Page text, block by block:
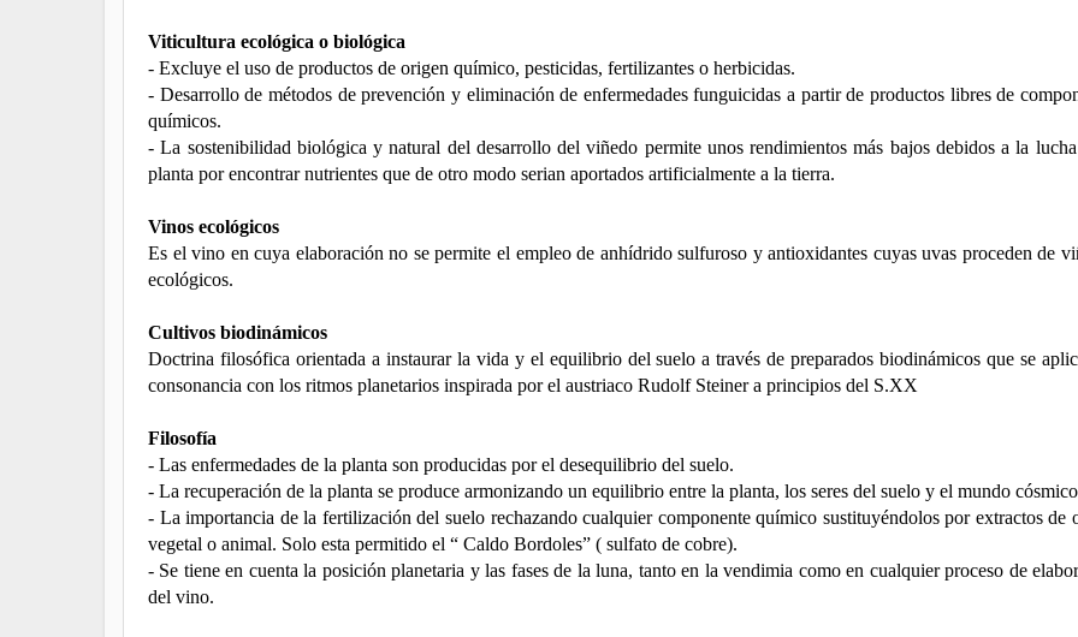
Viticultura ecológica o biológica
- Excluye el uso de productos de origen químico, pesticidas, fertilizantes o herbicidas.
- Desarrollo de métodos de prevención y eliminación de enfermedades funguicidas a partir de productos libres de
químicos.
- La sostenibilidad biológica y natural del desarrollo del viñedo permite unos rendimientos más bajos debidos a la
planta por encontrar nutrientes que de otro modo serian aportados artificialmente a la tierra.
Vinos ecológicos
Es el vino en cuya elaboración no se permite el empleo de anhídrido sulfuroso y antioxidantes cuyas uvas proceden de
ecológicos.
Cultivos biodinámicos
Doctrina filosófica orientada a instaurar la vida y el equilibrio del suelo a través de preparados biodinámicos que se
consonancia con los ritmos planetarios inspirada por el austriaco Rudolf Steiner a principios del S.XX
Filosofía
- Las enfermedades de la planta son producidas por el desequilibrio del suelo.
- La recuperación de la planta se produce armonizando un equilibrio entre la planta, los seres del suelo y el mundo cósmico
- La importancia de la fertilización del suelo rechazando cualquier componente químico sustituyéndolos por extractos de
vegetal o animal. Solo esta permitido el “ Caldo Bordoles” ( sulfato de cobre).
- Se tiene en cuenta la posición planetaria y las fases de la luna, tanto en la vendimia como en cualquier proceso de
del vino.